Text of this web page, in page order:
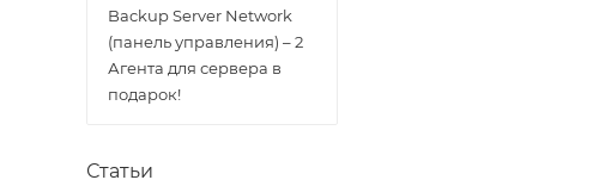
Backup Server Network
(панель управления) – 2
Агента для сервера в
подарок!
Статьи